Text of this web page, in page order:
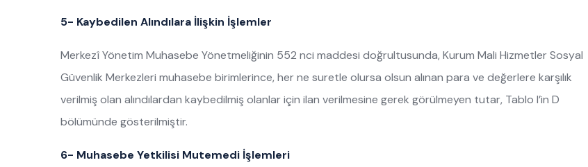
5- Kaybedilen Alındılara İlişkin İşlemler
Merkezî Yönetim Muhasebe Yönetmeliğinin 552 nci maddesi doğrultusunda, Kurum Mali Hizmetler Sosyal
Güvenlik Merkezleri muhasebe birimlerince, her ne suretle olursa olsun alınan para ve değerlere karşılık
verilmiş olan alındılardan kaybedilmiş olanlar için ilan verilmesine gerek görülmeyen tutar, Tablo I’in D
bölümünde gösterilmiştir.
6- Muhasebe Yetkilisi Mutemedi İşlemleri